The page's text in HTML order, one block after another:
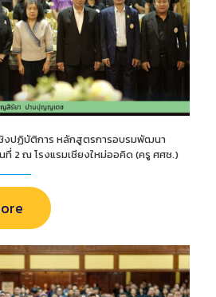
งปฏิบัติการ หลักสูตรการอบรมพัฒนา
2 ณ โรงแรมเชียงใหม่ออคิด (ครู ศศช.)